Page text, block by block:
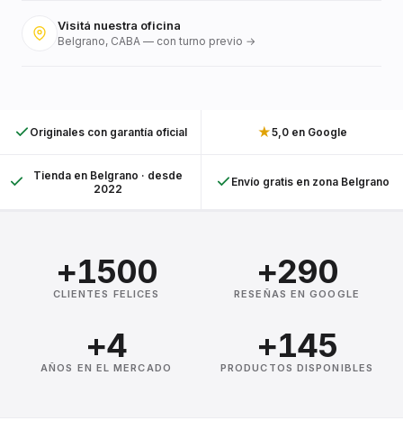
Visitá nuestra oficina
Belgrano, CABA — con turno previo →
Originales con garantía oficial ★5,0 en Google
Tienda en Belgrano · desde
2022
Envío gratis en zona Belgrano
+1500
CLIENTES FELICES
+290
RESEÑAS EN GOOGLE
+4
AÑOS EN EL MERCADO
+145
PRODUCTOS DISPONIBLES